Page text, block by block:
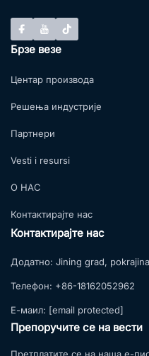
Брзе везе
Центар производа
Решења индустрије
Партнери
Vesti i resursi
О НАС
Контактирајте нас
Контактирајте нас
Додатно: Jining grad,
Телефон: +86-18162052962
Е-маил: [email protected]
Препоручите се на вести
Претплатите се на наша е-